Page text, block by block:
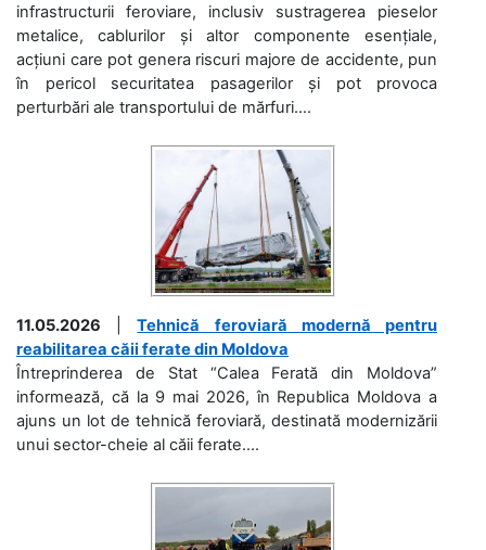
infrastructurii feroviare, inclusiv sustragerea pieselor
metalice, cablurilor și altor componente esențiale,
acțiuni care pot genera riscuri majore de accidente, pun
în pericol securitatea pasagerilor și pot provoca
perturbări ale transportului de mărfuri....
11.05.2026 |Tehnică feroviară modernă pentru
reabilitarea căii ferate din Moldova
Întreprinderea de Stat “Calea Ferată din Moldova”
informează, că la 9 mai 2026, în Republica Moldova a
ajuns un lot de tehnică feroviară, destinată modernizării
unui sector-cheie al căii ferate....